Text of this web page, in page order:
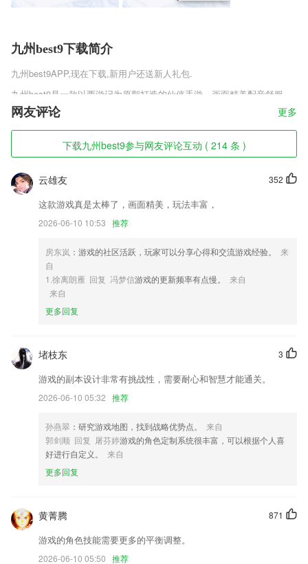
九州best9下载简介
九州best9APP,现在下载,新用户还送新人礼包.
九州best9是一款以西游记为原型打造的仙侠手游，画面精美配音舒服，
玩法多样，全新引擎下即使低配手机也可以顺利运行，画质十分不错，游
戏运行也是非常的流畅，写实风格3D人设，全新神魔英雄变招连连，游
戏还原了一个真实恢弘的奇幻西游世界，在这里你可以选择招募神兵天将
为你而战，收集强大的稀有宠物，迎战传说中的妖魔鬼怪，开启热血之
九州best9软件特色
1,休闲乐园：多种2265汉字游戏，带给你不同的快乐学习
2,趣味学习：游戏、动画、有声故事，多种途径引导宝贝快速掌握所学汉
3,【功能模块】选择需要的检测功能进行使用
4,无论在任何场合，任何环境，您都可以轻松完成您的扫码。
5,【分享】用文字、图片及视频，满怀自豪地表达2265用户精彩的出行体
验及心得体会
九州best9软件优势
1.●老师、学生和家长可以把自己的各类才艺作品发布共享出来哟！
2.多样化的教育方法
3.每天为孩子推送学习任务，并通过奖励机制提高孩子学习热情，培养坚
持、专注的学习习惯。
4.健康、流年运势分析和建议，功能全面、简洁明了通俗易懂。
5.智能的剪辑工具，可以为大家打造更加优质的作品，轻松的在手机上来
6.在线课程教学的内容支持不同设备的更新同步，为用户的日常学习提供
了很多的便利，帮助用户保存相应的观看记录。
网友评论 更多
下载九州best9参与网友评论互动 ( 214 条 )
352
云雄友
这款游戏真是太棒了，画面精美，玩法丰富，
2026-06-10 10:53 推荐
房东岚 ：游戏的社区活跃，玩家可以分享心得和交流游戏经验。
来
自
1.徐离朗雁 回复 冯梦信游戏的更新频率有点慢。
来自
来自
更多回复
3
堵枝东
游戏的副本设计非常有挑战性，需要耐心和智慧才能通关。
2026-06-10 05:32 推荐
孙燕翠 ：研究游戏地图，找到战略优势点。
来自
郭剑顺 回复 屠芬婷游戏的角色定制系统很丰富，可以根据个人喜
好进行自定义。
来自
更多回复
871
黄菁腾
游戏的角色技能需要更多的平衡调整。
2026-06-10 05:50 推荐